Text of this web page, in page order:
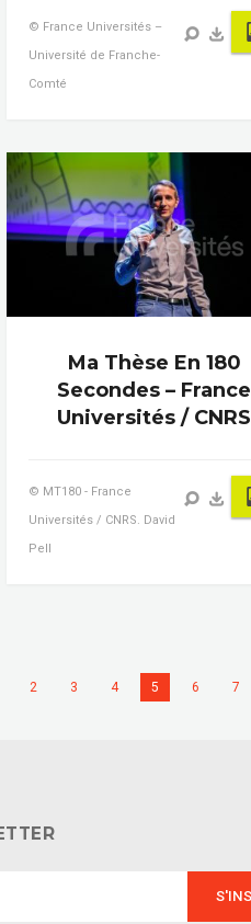
© France Universités –
Université de Franche-
Comté
Ma Thèse En 180
Secondes – France
Universités / CNRS
© MT180 - France
Universités / CNRS. David
Pell
2 3 4 5 6 7